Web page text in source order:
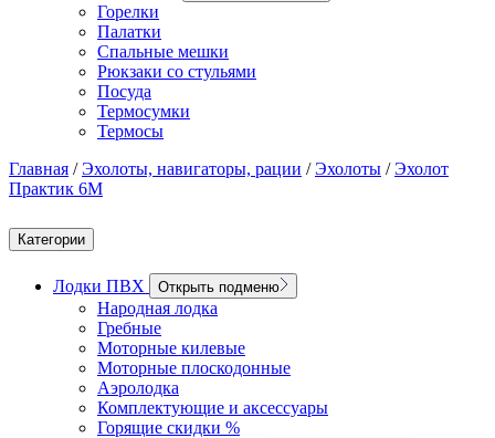
Горелки
Палатки
Спальные мешки
Рюкзаки со стульями
Посуда
Термосумки
Термосы
Главная /Эхолоты, навигаторы, рации /Эхолоты /Эхолот
Практик 6М
Категории
Лодки ПВХ Открыть подменю
Народная лодка
Гребные
Моторные килевые
Моторные плоскодонные
Аэролодка
Комплектующие и аксессуары
Горящие скидки %